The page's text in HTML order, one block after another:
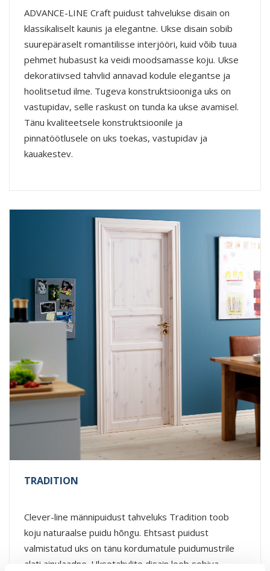
ADVANCE-LINE Craft puidust tahvelukse disain on
klassikaliselt kaunis ja elegantne. Ukse disain sobib
suurepäraselt romantilisse interjööri, kuid võib tuua
pehmet hubasust ka veidi moodsamasse koju. Ukse
dekoratiivsed tahvlid annavad kodule elegantse ja
hoolitsetud ilme. Tugeva konstruktsiooniga uks on
vastupidav, selle raskust on tunda ka ukse avamisel.
Tänu kvaliteetsele konstruktsioonile ja
pinnatöötlusele on uks toekas, vastupidav ja
kauakestev.
TRADITION
Clever-line männipuidust tahveluks Tradition toob
koju naturaalse puidu hõngu. Ehtsast puidust
valmistatud uks on tänu kordumatule puidumustrile
alati ainulaadne. Uksetahvlite disain loob sobiva